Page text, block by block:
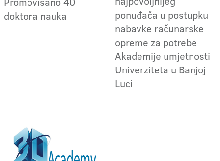
doktora nauka
ponuđača u postupku
nabavke računarske
opreme za potrebe
Akademije umjetnosti
Univerziteta u Banjoj
Luci